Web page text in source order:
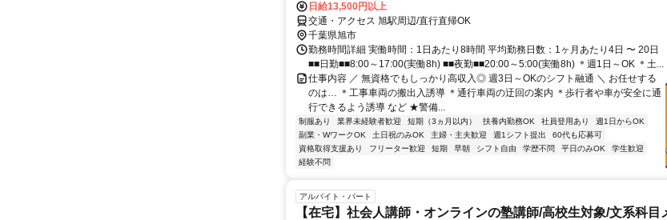
日給13,500円以上
交通・アクセス 旭駅周辺/直行直帰OK
千葉県旭市
勤務時間詳細 実働時間：1日あたり8時間 平均勤務日数：1ヶ月あたり4日 〜 20日
■■日勤■■8:00～17:00(実働8h) ■■夜勤■■20:00～5:00(実働8h) ＊週1日～OK ＊土...
仕事内容 ／ 無資格でもしっかり高収入◎ 週3日～OKのシフト融通 ＼ お任せする
のは… ＊工事車両の搬出入誘導 ＊通行車両の迂回の案内 ＊歩行者や車が安全に通
行できるよう誘導 など ★警備...
制服あり 業界未経験者歓迎 短期（3ヵ月以内） 扶養内勤務OK 社員登用あり
週1日からOK
副業・WワークOK
土日祝のみOK 主婦・主夫歓迎 週1シフト提出
60代も応募可
資格取得支援あり
フリーター歓迎 短期 早朝 シフト自由 学歴不問 平日のみOK
学生歓迎
経験不問
アルバイト・パート
【在宅】社会人講師・オンラインの塾講師/高校生対象/文系科目